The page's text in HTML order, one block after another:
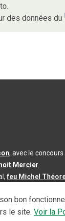
des données du
, avec le concours
Mercier
feu Michel
du contenu :2026-
bon
le site. Voir la